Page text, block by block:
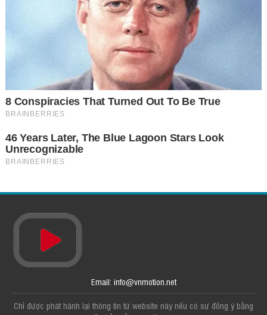
Email: info@vnmotion.net
Chỉ được phát hành lại thông tin từ website này nếu có sự đồng ý bằng